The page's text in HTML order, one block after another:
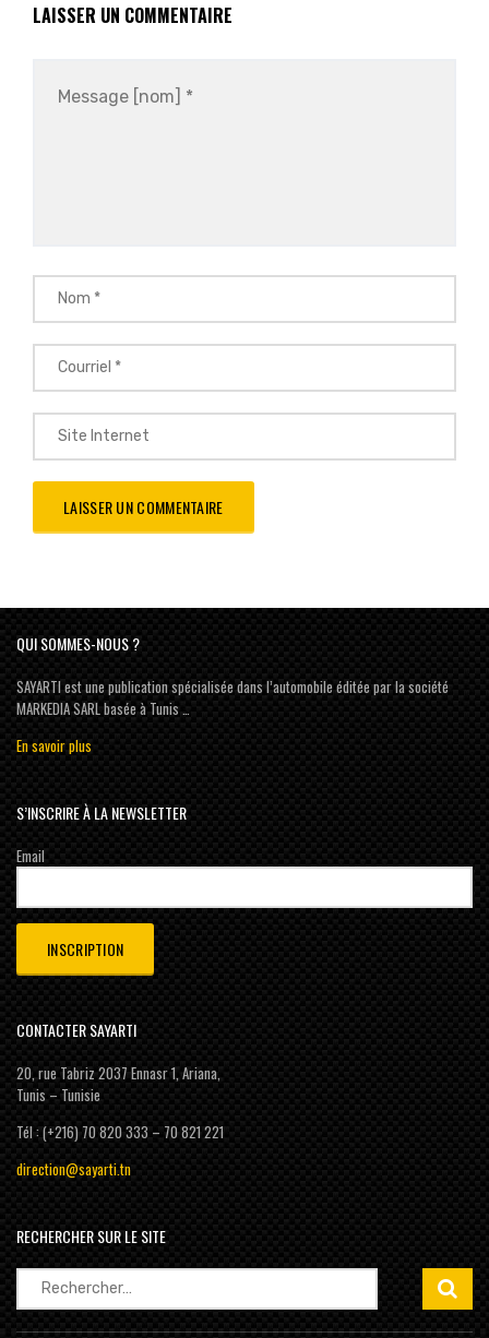
LAISSER UN COMMENTAIRE
QUI SOMMES-NOUS ?
SAYARTI est une publication spécialisée dans l’automobile éditée par la société
MARKEDIA SARL basée à Tunis …
En savoir plus
S’INSCRIRE À LA NEWSLETTER
Email
CONTACTER SAYARTI
20, rue Tabriz 2037 Ennasr 1, Ariana,
Tunis – Tunisie
Tél : (+216) 70 820 333 – 70 821 221
direction@sayarti.tn
RECHERCHER SUR LE SITE
Rechercher :